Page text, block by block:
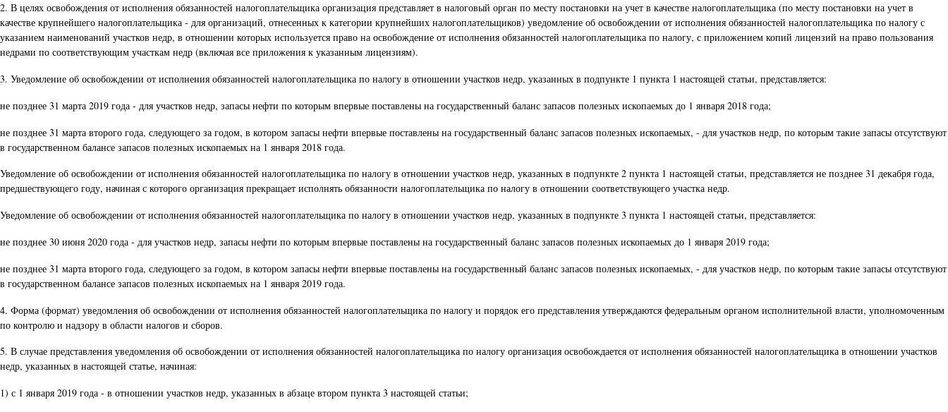
2. В целях освобождения от исполнения обязанностей налогоплательщика организация представляет в налоговый орган по месту постановки на учет в качестве налогоплательщика (по месту постановки на учет в
качестве крупнейшего налогоплательщика - для организаций, отнесенных к категории крупнейших налогоплательщиков) уведомление об освобождении от исполнения обязанностей налогоплательщика по налогу с
указанием наименований участков недр, в отношении которых используется право на освобождение от исполнения обязанностей налогоплательщика по налогу, с приложением копий лицензий на право пользования
недрами по соответствующим участкам недр (включая все приложения к указанным лицензиям).
3. Уведомление об освобождении от исполнения обязанностей налогоплательщика по налогу в отношении участков недр, указанных в подпункте 1 пункта 1 настоящей статьи, представляется:
не позднее 31 марта 2019 года - для участков недр, запасы нефти по которым впервые поставлены на государственный баланс запасов полезных ископаемых до 1 января 2018 года;
не позднее 31 марта второго года, следующего за годом, в котором запасы нефти впервые поставлены на государственный баланс запасов полезных ископаемых, - для участков недр, по которым такие запасы отсутствуют
в государственном балансе запасов полезных ископаемых на 1 января 2018 года.
Уведомление об освобождении от исполнения обязанностей налогоплательщика по налогу в отношении участков недр, указанных в подпункте 2 пункта 1 настоящей статьи, представляется не позднее 31 декабря года,
предшествующего году, начиная с которого организация прекращает исполнять обязанности налогоплательщика по налогу в отношении соответствующего участка недр.
Уведомление об освобождении от исполнения обязанностей налогоплательщика по налогу в отношении участков недр, указанных в подпункте 3 пункта 1 настоящей статьи, представляется:
не позднее 30 июня 2020 года - для участков недр, запасы нефти по которым впервые поставлены на государственный баланс запасов полезных ископаемых до 1 января 2019 года;
не позднее 31 марта второго года, следующего за годом, в котором запасы нефти впервые поставлены на государственный баланс запасов полезных ископаемых, - для участков недр, по которым такие запасы отсутствуют
в государственном балансе запасов полезных ископаемых на 1 января 2019 года.
4. Форма (формат) уведомления об освобождении от исполнения обязанностей налогоплательщика по налогу и порядок его представления утверждаются федеральным органом исполнительной власти, уполномоченным
по контролю и надзору в области налогов и сборов.
5. В случае представления уведомления об освобождении от исполнения обязанностей налогоплательщика по налогу организация освобождается от исполнения обязанностей налогоплательщика в отношении участков
недр, указанных в настоящей статье, начиная:
1) с 1 января 2019 года - в отношении участков недр, указанных в абзаце втором пункта 3 настоящей статьи;